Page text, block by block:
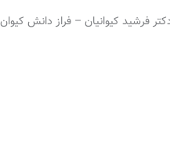
فرشید کیوانیان – فراز دانش کیوان